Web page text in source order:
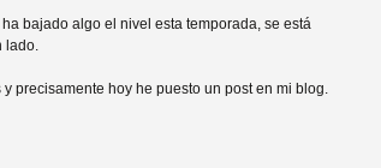
bajado algo el nivel esta temporada, se está
lado.
precisamente hoy he puesto un post en mi blog.